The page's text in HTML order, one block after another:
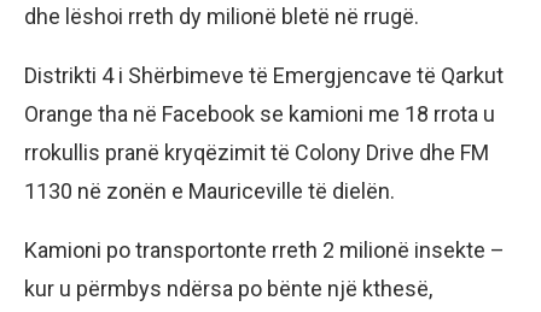
dhe lëshoi rreth dy milionë bletë në rrugë.
Distrikti 4 i Shërbimeve të Emergjencave të Qarkut
Orange tha në Facebook se kamioni me 18 rrota u
rrokullis pranë kryqëzimit të Colony Drive dhe FM
1130 në zonën e Mauriceville të dielën.
Kamioni po transportonte rreth 2 milionë insekte –
kur u përmbys ndërsa po bënte një kthesë,